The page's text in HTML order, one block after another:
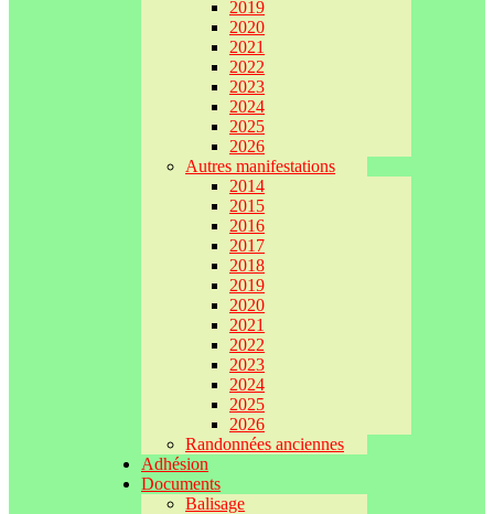
2019
2020
2021
2022
2023
2024
2025
2026
Autres manifestations
2014
2015
2016
2017
2018
2019
2020
2021
2022
2023
2024
2025
2026
Randonnées anciennes
Adhésion
Documents
Balisage